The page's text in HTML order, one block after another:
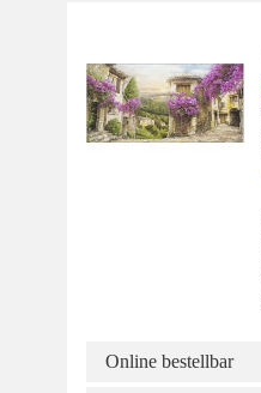
Online bestellbar